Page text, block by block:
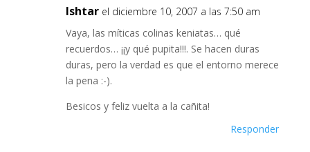
Ishtar el diciembre 10, 2007 a las 7:50 am
Vaya, las míticas colinas keniatas… qué
recuerdos… ¡¡y qué pupita!!!. Se hacen duras
duras, pero la verdad es que el entorno merece
la pena :-).
Besicos y feliz vuelta a la cañita!
Responder